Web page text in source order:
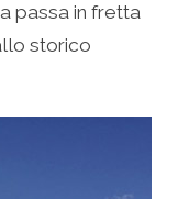
passa in fretta
storico